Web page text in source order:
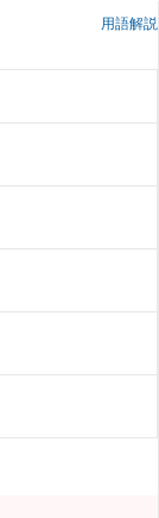
用語解説